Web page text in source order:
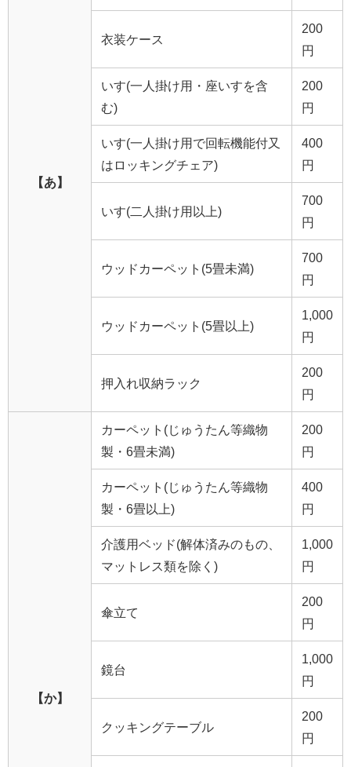
【あ】
衣装ケース
200
円
いす(一人掛け用・座いすを含
む)
200
円
いす(一人掛け用で回転機能付又
はロッキングチェア)
400
円
いす(二人掛け用以上)
700
円
ウッドカーペット(5畳未満)
700
円
ウッドカーペット(5畳以上)
1,000
円
押入れ収納ラック
200
円
【か】
カーペット(じゅうたん等織物
製・6畳未満)
200
円
カーペット(じゅうたん等織物
製・6畳以上)
400
円
介護用ベッド(解体済みのもの、
マットレス類を除く)
1,000
円
傘立て
200
円
鏡台
1,000
円
クッキングテーブル
200
円